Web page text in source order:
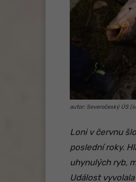
autor: Severočeský ÚS
Loni v červnu
poslední roky.
uhynulých ryb,
Událost